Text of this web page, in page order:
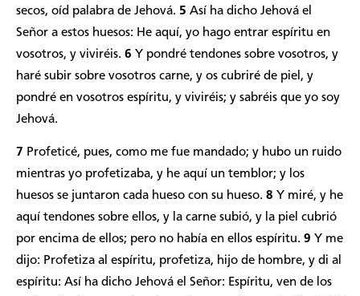
secos, oíd palabra de Jehová. 5 Así ha dicho Jehová el
Señor a estos huesos: He aquí, yo hago entrar espíritu en
vosotros, y viviréis. 6 Y pondré tendones sobre vosotros, y
haré subir sobre vosotros carne, y os cubriré de piel, y
pondré en vosotros espíritu, y viviréis; y sabréis que yo soy
Jehová.
7 Profeticé, pues, como me fue mandado; y hubo un ruido
mientras yo profetizaba, y he aquí un temblor; y los
huesos se juntaron cada hueso con su hueso. 8 Y miré, y he
aquí tendones sobre ellos, y la carne subió, y la piel cubrió
por encima de ellos; pero no había en ellos espíritu. 9 Y me
dijo: Profetiza al espíritu, profetiza, hijo de hombre, y di al
espíritu: Así ha dicho Jehová el Señor: Espíritu, ven de los